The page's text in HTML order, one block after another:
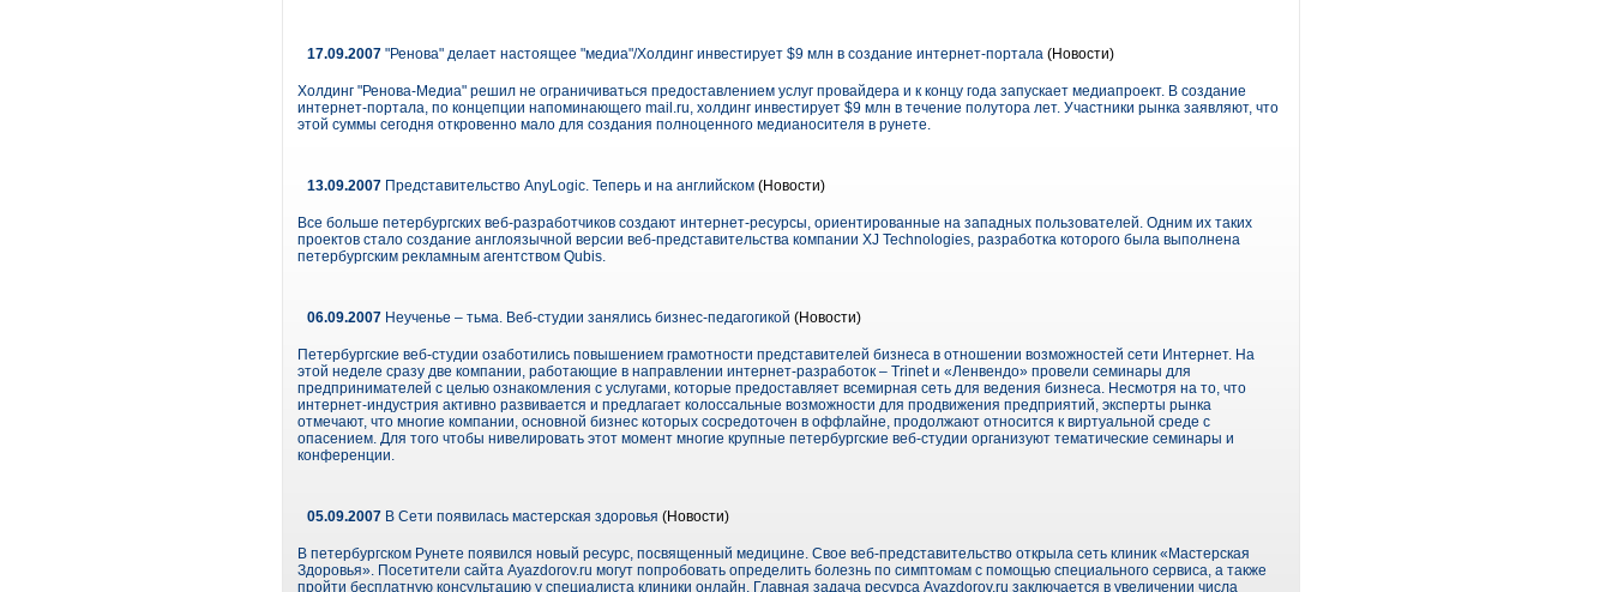
17.09.2007 "Ренова" делает настоящее "медиа"/Холдинг инвестирует $9 млн в создание интернет-портала (Новости)
Холдинг "Ренова-Медиа" решил не ограничиваться предоставлением услуг провайдера и к концу года запускает медиапроект. В создание
интернет-портала, по концепции напоминающего mail.ru, холдинг инвестирует $9 млн в течение полутора лет. Участники рынка заявляют, что
этой суммы сегодня откровенно мало для создания полноценного медианосителя в рунете.
13.09.2007 Представительство AnyLogic. Теперь и на английском (Новости)
Все больше петербургских веб-разработчиков создают интернет-ресурсы, ориентированные на западных пользователей. Одним их таких
проектов стало создание англоязычной версии веб-представительства компании XJ Technologies, разработка которого была выполнена
петербургским рекламным агентством Qubis.
06.09.2007 Неученье – тьма. Веб-студии занялись бизнес-педагогикой (Новости)
Петербургские веб-студии озаботились повышением грамотности представителей бизнеса в отношении возможностей сети Интернет. На
этой неделе сразу две компании, работающие в направлении интернет-разработок – Trinet и «Ленвендо» провели семинары для
предпринимателей с целью ознакомления с услугами, которые предоставляет всемирная сеть для ведения бизнеса. Несмотря на то, что
интернет-индустрия активно развивается и предлагает колоссальные возможности для продвижения предприятий, эксперты рынка
отмечают, что многие компании, основной бизнес которых сосредоточен в оффлайне, продолжают относится к виртуальной среде с
опасением. Для того чтобы нивелировать этот момент многие крупные петербургские веб-студии организуют тематические семинары и
конференции.
05.09.2007 В Сети появилась мастерская здоровья (Новости)
В петербургском Рунете появился новый ресурс, посвященный медицине. Свое веб-представительство открыла сеть клиник «Мастерская
Здоровья». Посетители сайта Ayazdorov.ru могут попробовать определить болезнь по симптомам с помощью специального сервиса, а также
пройти бесплатную консультацию у специалиста клиники онлайн. Главная задача ресурса Ayazdorov.ru заключается в увеличении числа